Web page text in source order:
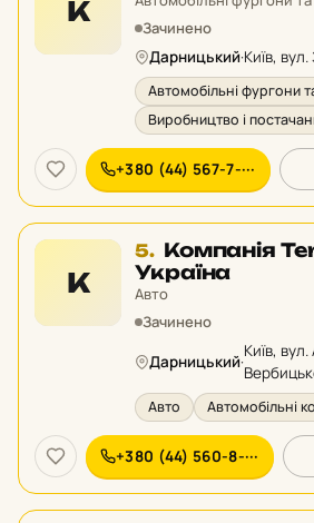
К
у
Зачинено
Дарницький·Київ,
Автомобільні фургони
Виробництво і
+380 (44) 567-7-···
К
5. Місце
5
у
рейтингу:
Компанія
Україна
Авто
Зачинено
Дарницький·
Київ,
Авто Автомобільні
+380 (44) 560-8-···